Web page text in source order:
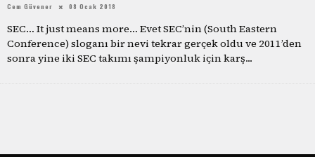
Cem Güvener 08 Ocak 2018
SEC… It just means more… Evet SEC’nin (South Eastern
Conference) sloganı bir nevi tekrar gerçek oldu ve 2011’den
sonra yine iki SEC takımı şampiyonluk için karş...